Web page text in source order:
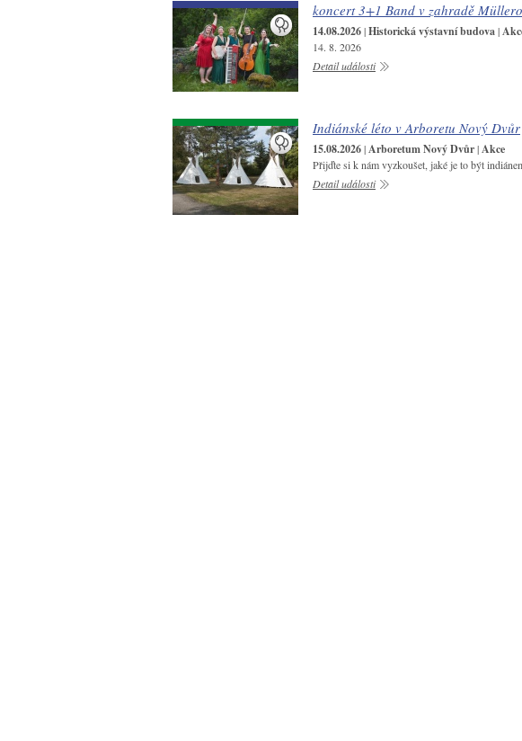
koncert 3+1 Band v zahradě
14.08.2026|Historická výstavní budova|
14. 8. 2026
Detail události
Indiánské léto v Arboretu Nový Dvůr
15.08.2026|Arboretum Nový Dvůr|Akce
Přijďte si k nám vyzkoušet, jaké je to být
Detail události